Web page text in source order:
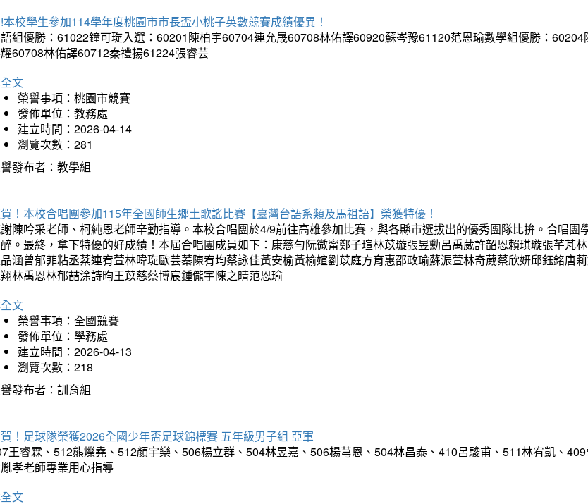
本校學生參加114學年度桃園市市長盃小桃子英數競賽成績優異！
組優勝：61022鐘可琁入選：60201陳柏宇60704連允晟60708林佑譯60920蘇岑豫61120范恩瑜數學組優勝：
60708林佑譯60712秦禮揚61224張睿芸
文
榮譽事項：桃園市競賽
發佈單位：教務處
建立時間：2026-04-14
瀏覽次數：281
發布者：教學組
！本校合唱團參加115年全國師生鄉土歌謠比賽【臺灣台語系類及馬祖語】榮獲特優！
陳吟采老師、柯純恩老師辛勤指導。本校合唱團於4/9前往高雄參加比賽，與各縣市選拔出的優秀團隊比拚。合唱
。最終，拿下特優的好成績！本屆合唱團成員如下：康慈勻阮微甯鄭子瑄林苡璇張昱勳呂禹葳許韶恩賴琪璇張芊芃
涵曾郁菲粘丞棻連宥萱林暐琁歐芸蓁陳宥均蔡詠佳黃安榆黃榆媗劉苡庭方育惠邵政瑜蘇浱萱林奇葳蔡欣妍邱鈺銘唐
林禹恩林郁喆涂詩昀王苡慈蔡博宸鍾儱宇陳之晴范恩瑜
文
榮譽事項：全國競賽
發佈單位：學務處
建立時間：2026-04-13
瀏覽次數：218
發布者：訓育組
！足球隊榮獲2026全國少年盃足球錦標賽 五年級男子組 亞軍
王睿霖、512熊爍堯、512顏宇樂、506楊立群、504林昱嘉、506楊芎恩、504林昌泰、410呂駿甫、511林宥凱、
孝老師專業用心指導
文